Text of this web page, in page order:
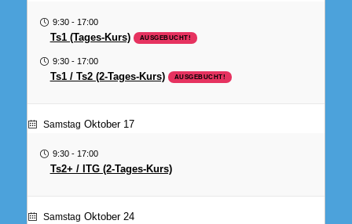
9:30- 17:00
Ts1 (Tages-Kurs) AUSGEBUCHT!
9:30- 17:00
Ts1 / Ts2 (2-Tages-Kurs) AUSGEBUCHT!
Samstag Oktober 17
9:30- 17:00
Ts2+ / ITG (2-Tages-Kurs)
Samstag Oktober 24